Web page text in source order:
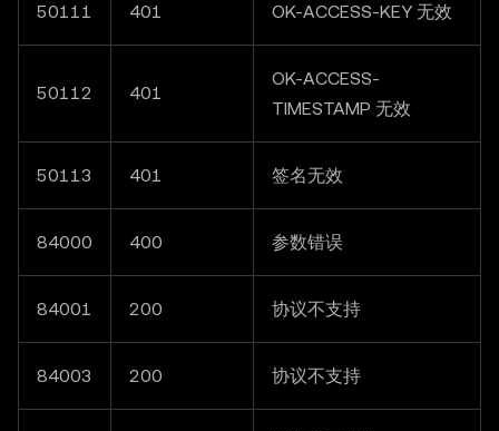
50111 401 OK-ACCESS-KEY 无效
50112 401
OK-ACCESS-
TIMESTAMP 无效
50113 401 签名无效
84000 400 参数错误
84001 200 协议不支持
84003 200 协议不支持